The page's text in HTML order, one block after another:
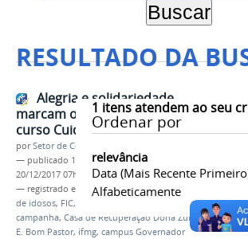
RESULTADO DA
1 itens atendem ao seu
Ordenar por
relevância
Data (mais Recente
Alfabeticamente
Alegria e solidariedade
marcam o encerramento do
curso Cuidador de Idosos
porSetor de Comunicação
— publicado 18/12/2017—última modificação
20/12/2017 07h01
— registrado em:
encerramento,curso cuidador
de idosos, FIC,
,
campanha, Casa de Recuperação Dona Zulmira,E.
E. Bom Pastor, ifmg, campus Governador